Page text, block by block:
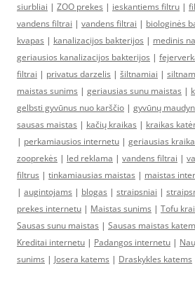
siurbliai | ZOO prekes | ieskantiems filtru |
vandens filtrai | vandens filtrai | biologinės
kvapas | kanalizacijos bakterijos | medinis
geriausios kanalizacijos bakterijos |
filtrai | privatus darzelis | šiltnamiai |
maistas sunims | geriausias sunu maistas |
gelbsti gyvūnus nuo karščio | gyvūnų
sausas maistas | kačių kraikas | kraikas
| perkamiausios internetu | geriausias
zooprekės | led reklama | vandens filtrai |
filtrus | tinkamiausias maistas | maistas
| augintojams | blogas | straipsniai |
prekes internetu | Maistas sunims | Tofu
Sausas sunu maistas | Sausas maistas
Kreditai internetu | Padangos internetu |
sunims | Josera katems | Draskykles katems